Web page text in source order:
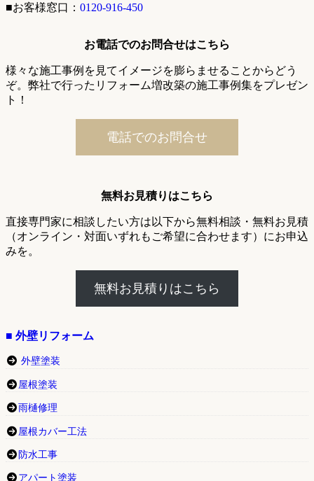
■お客様窓口： 0120-916-450
お電話でのお問合せはこちら
様々な施工事例を見てイメージを膨らませることからどう
ぞ。弊社で行ったリフォーム増改築の施工事例集をプレゼン
ト！
電話でのお問合せ
無料お見積りはこちら
直接専門家に相談したい方は以下から無料相談・無料お見積
（オンライン・対面いずれもご希望に合わせます）にお申込
みを。
無料お見積りはこちら
■ 外壁リフォーム
外壁塗装
屋根塗装
雨樋修理
屋根カバー工法
防水工事
アパート塗装